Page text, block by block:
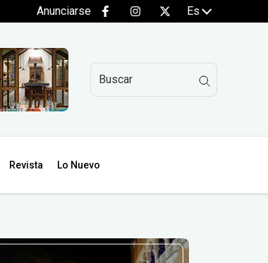
Anunciarse Es
Revista Lo Nuevo